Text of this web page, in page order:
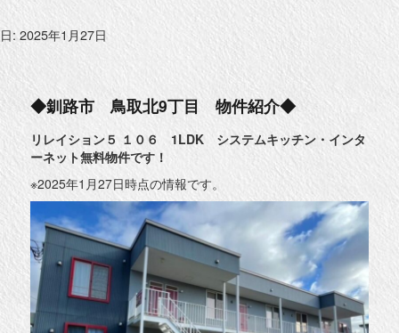
日: 2025年1月27日
◆釧路市 鳥取北9丁目 物件紹介◆
リレイション５ １０６
1LDK システムキッチン・インタ
ーネット無料物件です！
※2025年1月27日時点の情報です。